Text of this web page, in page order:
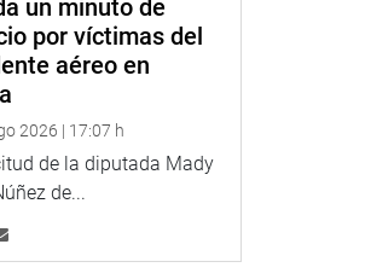
un minuto de
por víctimas del
aéreo en
2026 | 17:07 h
de la diputada Mady
de...